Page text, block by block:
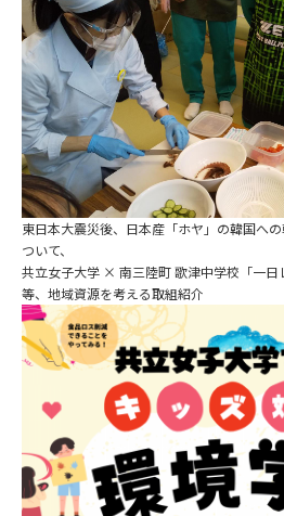
東日本大震災後、日本産「ホヤ」の韓国へ
ついて、
共立女子大学 × 南三陸町 歌津中学校「一日
等、地域資源を考える取組紹介